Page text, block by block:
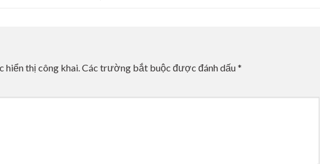
hiển thị công khai. Các trường bắt buộc được đánh dấu*